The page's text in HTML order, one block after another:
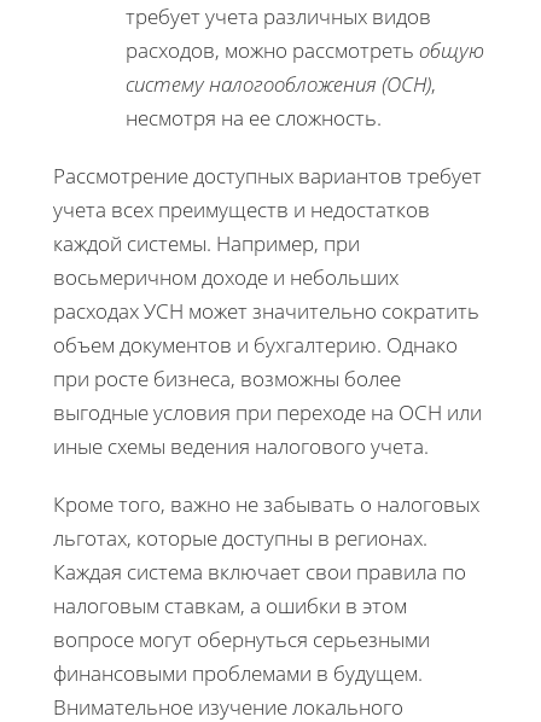
требует учета различных видов
расходов, можно рассмотреть общую
систему налогообложения (ОСН),
несмотря на ее сложность.
Рассмотрение доступных вариантов требует
учета всех преимуществ и недостатков
каждой системы. Например, при
восьмеричном доходе и небольших
расходах УСН может значительно сократить
объем документов и бухгалтерию. Однако
при росте бизнеса, возможны более
выгодные условия при переходе на ОСН или
иные схемы ведения налогового учета.
Кроме того, важно не забывать о налоговых
льготах, которые доступны в регионах.
Каждая система включает свои правила по
налоговым ставкам, а ошибки в этом
вопросе могут обернуться серьезными
финансовыми проблемами в будущем.
Внимательное изучение локального